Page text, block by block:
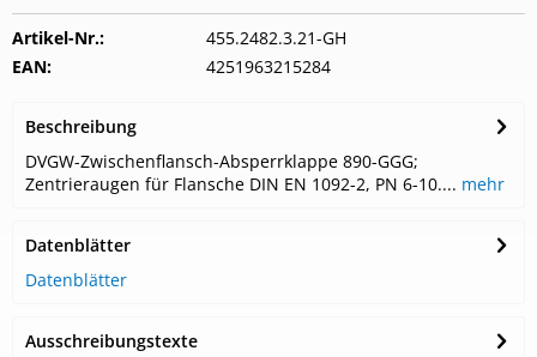
Artikel-Nr.:
455.2482.3.21-GH
EAN:
4251963215284
Beschreibung
DVGW-Zwischenflansch-Absperrklappe 890-GGG;
Zentrieraugen für Flansche DIN EN 1092-2, PN 6-10.... mehr
Datenblätter
Datenblätter
Ausschreibungstexte